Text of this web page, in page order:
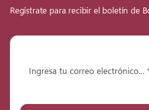
Regístrate para recibir el boletín de